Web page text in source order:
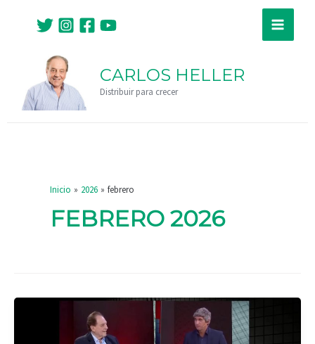
contenido
Main
CARLOS HELLER
Distribuir para crecer
Inicio 2026 febrero
FEBRERO 2026